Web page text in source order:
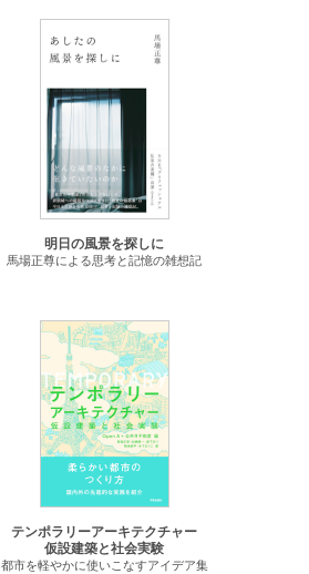
明日の風景を探しに
馬場正尊による思考と記憶の雑想記
テンポラリーアーキテクチャー
仮設建築と社会実験
都市を軽やかに使いこなすアイデア集